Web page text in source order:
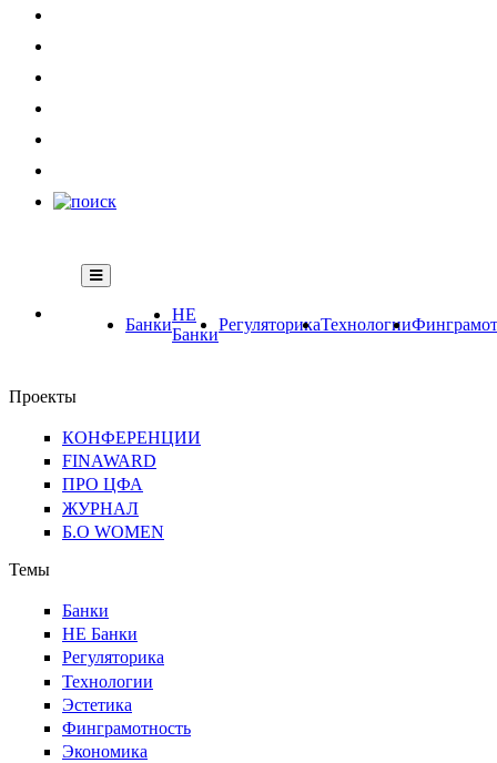
Банки
НЕ
Банки
РегуляторикаТехнологии
Проекты
КОНФЕРЕНЦИИ
FINAWARD
ПРО ЦФА
ЖУРНАЛ
Б.О WOMEN
Темы
Банки
НЕ Банки
Регуляторика
Технологии
Эстетика
Финграмотность
Экономика